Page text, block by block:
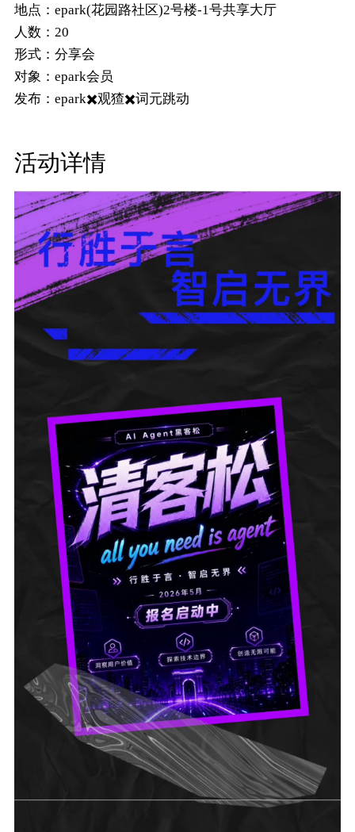
地点： epark(花园路社区)2号楼-1号共享大厅
人数： 20
形式： 分享会
对象： epark会员
发布： epark✖️观猹✖️词元跳动
活动详情